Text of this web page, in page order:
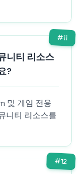
#11
니티 리소스
?
및 게임 전용
니티 리소스를
#12